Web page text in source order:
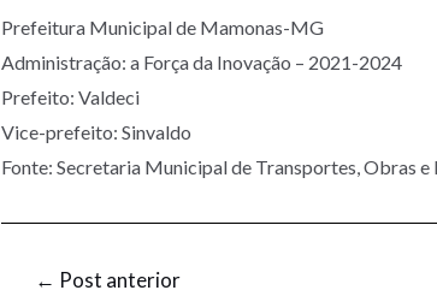
Prefeitura Municipal de Mamonas-MG
Administração: a Força da Inovação – 2021-2024
Prefeito: Valdeci
Vice-prefeito: Sinvaldo
Fonte: Secretaria Municipal de Transportes, Obras
← Post anterior